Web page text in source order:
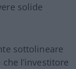
solide
sottolineare
l’investitore